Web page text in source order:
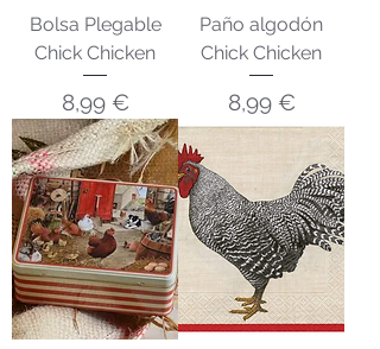
Bolsa Plegable
Chick Chicken
Precio
8,99 €
Paño algodón
Chick Chicken
Precio
8,99 €